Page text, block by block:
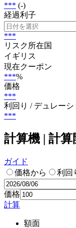
*** (-)
経過利子
***
リスク所在国
イギリス
現在クーポン
***%
価格
***
利回り / デュレーシ
***
計算機 | 計算
ガイド
価格から
利回
価格
計算
額面